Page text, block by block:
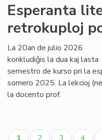
Esperanta
retrokuploj
La 20an de julio 2026
konkludiĝis la dua kaj lasta
semestro de kurso pri la
somero 2025. La lekcioj
la docento prof.
Pagination
AktualaPaĝo Paĝo Paĝo